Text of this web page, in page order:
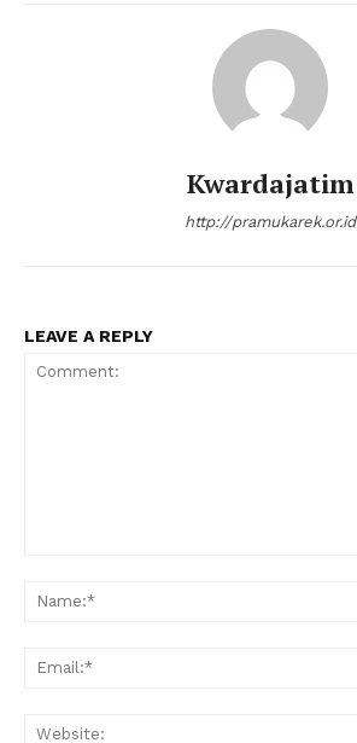
Kwardajatim
http://pramukarek.or.id
LEAVE A REPLY